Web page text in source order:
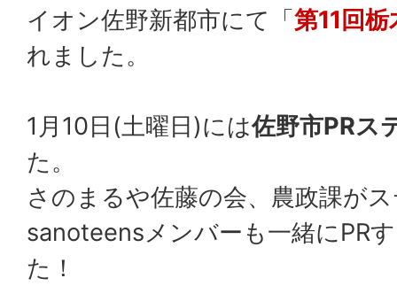
イオン佐野新都市にて「第11回
れました。
1月10日(土曜日)には佐野市PRス
た。
さのまるや佐藤の会、農政課が
sanoteensメンバーも一緒にPR
た！